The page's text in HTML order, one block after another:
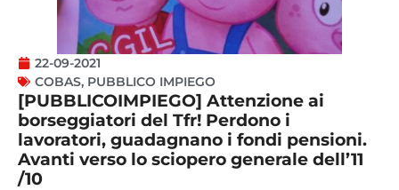
22-09-2021
COBAS, PUBBLICO IMPIEGO
[PUBBLICOIMPIEGO] Attenzione ai
borseggiatori del Tfr! Perdono i
lavoratori, guadagnano i fondi pensioni.
Avanti verso lo sciopero generale dell’11
/10